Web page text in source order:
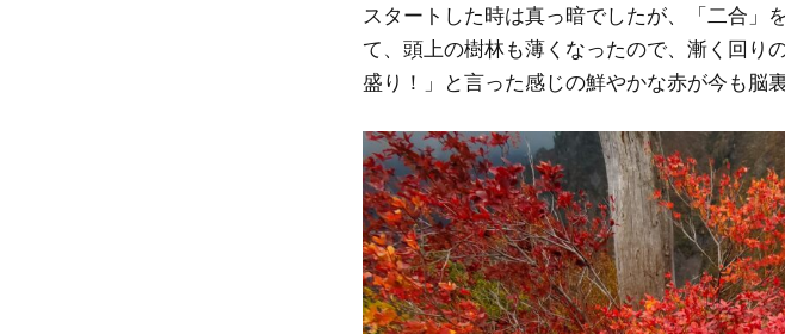
スタートした時は真っ暗でしたが、「二合」
て、頭上の樹林も薄くなったので、漸く回り
盛り！」と言った感じの鮮やかな赤が今も脳